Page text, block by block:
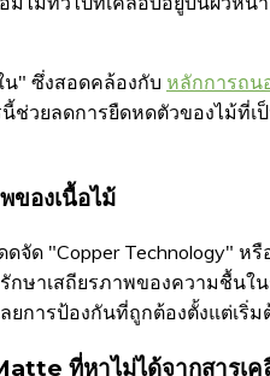
" ซึ่งสอดคล้องกับ หลักการถน
วยลดการยืดหดตัวของไม้ที่
ของเนื้อไม้
"Copper Technology" ห
กษาเสถียรภาพของความชื้
ยการป้องกันที่ถูกต้องตั้งแต่เริ่ม
ที่หาไม่ได้จากสารเค